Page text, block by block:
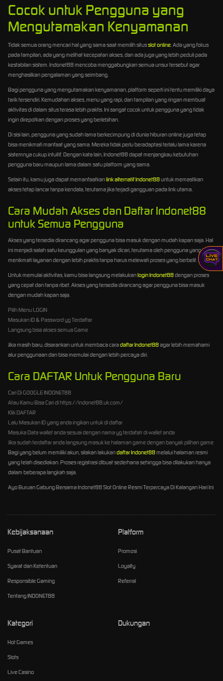
Cocok untuk Pengguna yang
Mengutamakan Kenyamanan
Tidak semua orang mencari hal yang sama saat memilih situsslot online . Ada yang fokus
pada tampilan, ada yang melihat kecepatan akses, dan ada juga yang lebih peduli pada
kestabilan sistem. Indonet88 mencoba menggabungkan semua unsur tersebut agar
menghasilkan pengalaman yang seimbang.
Bagi pengguna yang mengutamakan kenyamanan, platform seperti ini tentu memiliki daya
tarik tersendiri. Kemudahan akses, menu yang rapi, dan tampilan yang ringan membuat
aktivitas di dalam situs terasa lebih praktis. Ini sangat cocok untuk pengguna yang tidak
ingin direpotkan dengan proses yang berlebihan.
Di sisi lain, pengguna yang sudah lama berkecimpung di dunia hiburan online juga tetap
bisa menikmati manfaat yang sama. Mereka tidak perlu beradaptasi terlalu lama karena
sistemnya cukup intuitif. Dengan kata lain, Indonet88 dapat menjangkau kebutuhan
pengguna baru maupun lama dalam satu platform yang sama.
Selain itu, kamu juga dapat memanfaatkanlink alternatif Indonet88untuk memastikan
akses tetap lancar tanpa kendala, terutama jika terjadi gangguan pada link utama.
Cara Mudah Akses dan Daftar Indonet88
untuk Semua Pengguna
Akses yang tersedia dirancang agar pengguna bisa masuk dengan mudah kapan saja. Hal
ini menjadi salah satu keunggulan yang banyak dicari, terutama oleh pengguna yang ingin
menikmati layanan dengan lebih praktis tanpa harus melewati proses yang berbelit.
Untuk memulai aktivitas, kamu bisa langsung melakukanlogin Indonet88dengan proses
yang cepat dan tanpa ribet. Akses yang tersedia dirancang agar pengguna bisa masuk
dengan mudah kapan saja.
Pilih Menu LOGIN
Masukan ID & Password yg Terdaftar
Langsung bisa akses semua Game
Jika masih baru, disarankan untuk membaca caradaftar Indonet88agar lebih memahami
alur penggunaan dan bisa memulai dengan lebih percaya diri.
Cara DAFTAR Untuk Pengguna Baru
Cari Di GOOGLE INDONET88
Atau Kamu Bisa Cari di https://indonet88.uk.com/
Klik DAFTAR
Lalu Masukan ID yang anda ingikan untuk di daftar
Masuka Data wallet anda sesuai dengan nama yg terdafatr di wallet anda
Jika sudah terdaftar anda langsung masuk ke halaman game dengan banyak pilihan game
Bagi yang belum memiliki akun, silakan lakukandaftar Indonet88melalui halaman resmi
yang telah disediakan. Proses registrasi dibuat sederhana sehingga bisa dilakukan hanya
dalam beberapa langkah saja.
Ayo Buruan Gabung Bersama Indonet88 Slot Online Resmi Terpercaya Di Kalangan Hari Ini
Kebijaksanaan
Pusat Bantuan
Syarat dan Ketentuan
Responsible Gaming
Tentang INDONET88
Platform
Promosi
Loyalty
Referral
Kategori
Hot Games
Slots
Live Casino
Dukungan